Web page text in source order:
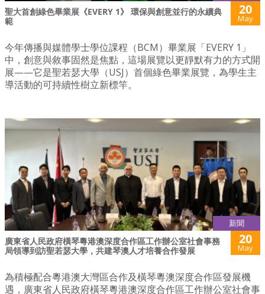
聖大首創綠色畢業展《EVERY 1》 環保與創意並行的永續典
範
20
May
今年傳播與媒體學士學位課程（BCM）畢業展「EVERY 1」
中，創意與敘事固然是焦點，這場展覽以更靜默有力的方式開
展——它是聖若瑟大學（USJ）首個綠色畢業展覽，為學生主
導活動的可持續性樹立新標竿。
新聞
廣東省人民政府橫琴粵港澳深度合作區工作辦公室社會事務
局領導到訪聖若瑟大學，共建琴澳人才培養合作發展
20
May
為積極配合粵港澳大灣區合作及橫琴粵澳深度合作區發展機
遇，廣東省人民政府橫琴粵港澳深度合作區工作辦公室社會事